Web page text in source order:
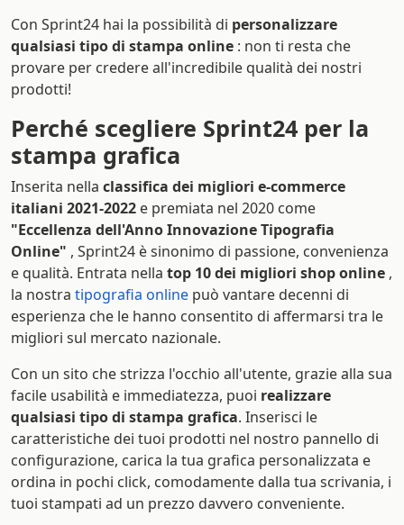
Con Sprint24 hai la possibilità di personalizzare
qualsiasi tipo di stampa online : non ti resta che
provare per credere all'incredibile qualità dei nostri
prodotti!
Perché scegliere Sprint24 per la
stampa grafica
Inserita nella classifica dei migliori e-commerce
italiani 2021-2022 e premiata nel 2020 come
"Eccellenza dell'Anno Innovazione Tipografia
Online" , Sprint24 è sinonimo di passione, convenienza
e qualità. Entrata nella top 10 dei migliori shop online ,
la nostra tipografia online può vantare decenni di
esperienza che le hanno consentito di affermarsi tra le
migliori sul mercato nazionale.
Con un sito che strizza l'occhio all'utente, grazie alla sua
facile usabilità e immediatezza, puoi realizzare
qualsiasi tipo di stampa grafica. Inserisci le
caratteristiche dei tuoi prodotti nel nostro pannello di
configurazione, carica la tua grafica personalizzata e
ordina in pochi click, comodamente dalla tua scrivania, i
tuoi stampati ad un prezzo davvero conveniente.